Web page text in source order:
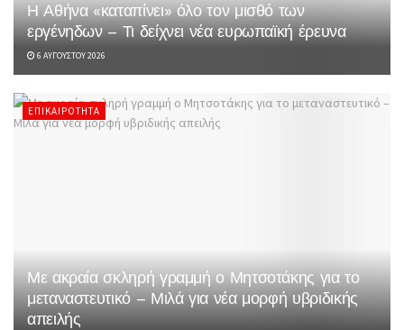
Η Αθήνα «καταπίνει» όλο τον μισθό των
εργένηδων – Τι δείχνει νέα ευρωπαϊκή έρευνα
6 ΑΥΓΟΎΣΤΟΥ 2026
ΕΠΙΚΑΙΡΌΤΗΤΑ
Με ακραία σκληρή γραμμή ο Μητσοτάκης για το
μεταναστευτικό – Μιλά για νέα μορφή υβριδικής
απειλής